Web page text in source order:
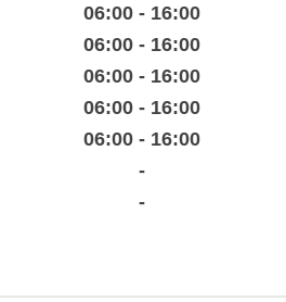
06:00 - 16:00
06:00 - 16:00
06:00 - 16:00
06:00 - 16:00
06:00 - 16:00
-
-